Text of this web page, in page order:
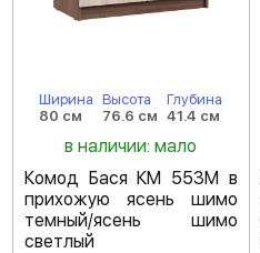
Ширина
80 см
Высота
76.6 см
Глубина
41.4 см
в наличии: мало
Комод Бася КМ 553М в
прихожую ясень шимо
темный/ясень шимо
светлый